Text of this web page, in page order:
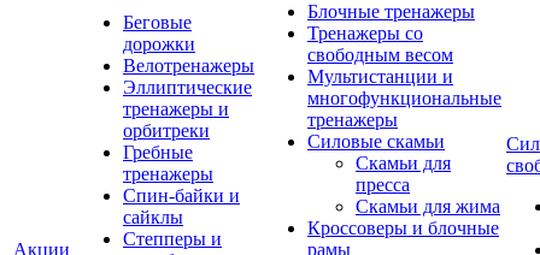
Акции
Беговые
дорожки
Велотренажеры
Эллиптические
тренажеры и
орбитреки
Гребные
тренажеры
Спин-байки и
сайклы
Степперы и
Блочные тренажеры
Тренажеры со
свободным весом
Мультистанции и
многофункциональные
тренажеры
Силовые скамьи
Скамьи для
пресса
Скамьи для жима
Кроссоверы и блочные
рамы